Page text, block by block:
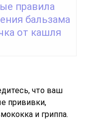
правила
бальзама
от кашля
что ваш
прививки,
и гриппа.